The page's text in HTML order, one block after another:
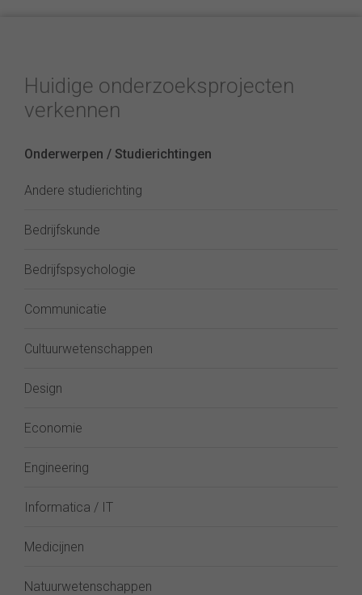
Huidige onderzoeksprojecten
verkennen
Onderwerpen / Studierichtingen
Andere studierichting
Bedrijfskunde
Bedrijfspsychologie
Communicatie
Cultuurwetenschappen
Design
Economie
Engineering
Informatica / IT
Medicijnen
Natuurwetenschappen